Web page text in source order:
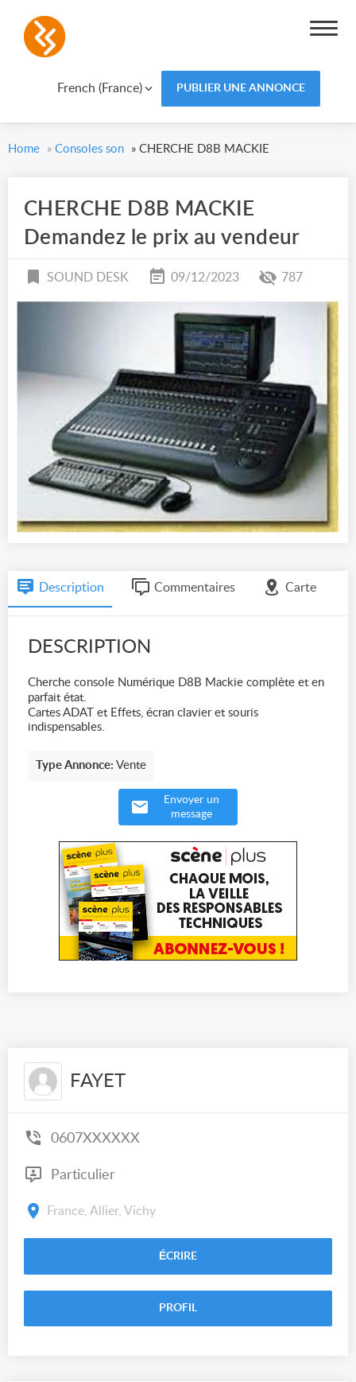
French (France) PUBLIER UNE ANNONCE
Home » Consoles son » CHERCHE D8B MACKIE
CHERCHE D8B MACKIE
Demandez le prix au vendeur
SOUND DESK 09/12/2023 787
Description Commentaires Carte
DESCRIPTION
Cherche console Numérique D8B Mackie complète et en
parfait état.
Cartes ADAT et Effets, écran clavier et souris
indispensables.
Type Annonce: Vente
Envoyer un
message
FAYET
0607XXXXXX
Particulier
France, Allier, Vichy
ÉCRIRE
PROFIL